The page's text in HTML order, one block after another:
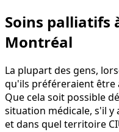
Soins palliatifs
Montréal
La plupart des gens,
qu'ils préféreraient être
Que cela soit possible
situation médicale, s'il y
et dans quel territoire